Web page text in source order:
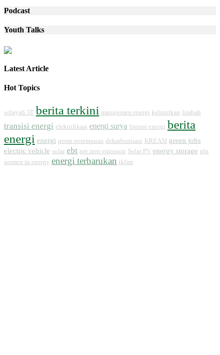
Podcast
Youth Talks
Latest Article
Hot Topics
wilayah 3T berita terkini manajemen energi kelistrikan limbah
transisi energi elektrifikasi energi surya literasi energi berita
energi energi peran perempuan dekarbonisasi KREASI green jobs
electric vehicle solar ebt net zero emission Solar PV energy storage pln
women in energy energi terbarukan iklim